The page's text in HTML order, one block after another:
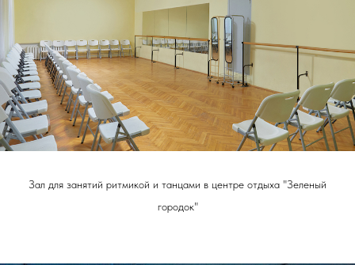
Зал для занятий ритмикой и танцами в центре отдыха "Зеленый
городок"